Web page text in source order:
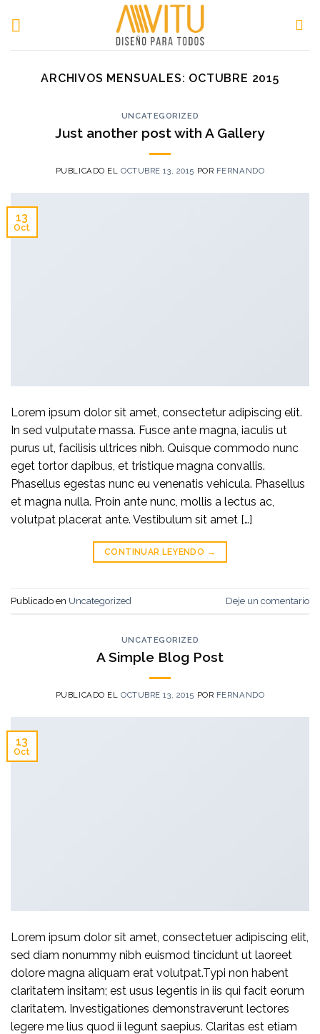
ARCHIVOS MENSUALES: OCTUBRE 2015
UNCATEGORIZED
Just another post with A Gallery
PUBLICADO EL OCTUBRE 13, 2015 POR FERNANDO
13
Oct
Lorem ipsum dolor sit amet, consectetur adipiscing elit.
In sed vulputate massa. Fusce ante magna, iaculis ut
purus ut, facilisis ultrices nibh. Quisque commodo nunc
eget tortor dapibus, et tristique magna convallis.
Phasellus egestas nunc eu venenatis vehicula. Phasellus
et magna nulla. Proin ante nunc, mollis a lectus ac,
volutpat placerat ante. Vestibulum sit amet […]
CONTINUAR LEYENDO →
Publicado en Uncategorized Deje un comentario
UNCATEGORIZED
A Simple Blog Post
PUBLICADO EL OCTUBRE 13, 2015 POR FERNANDO
13
Oct
Lorem ipsum dolor sit amet, consectetuer adipiscing elit,
sed diam nonummy nibh euismod tincidunt ut laoreet
dolore magna aliquam erat volutpat.Typi non habent
claritatem insitam; est usus legentis in iis qui facit eorum
claritatem. Investigationes demonstraverunt lectores
legere me lius quod ii legunt saepius. Claritas est etiam